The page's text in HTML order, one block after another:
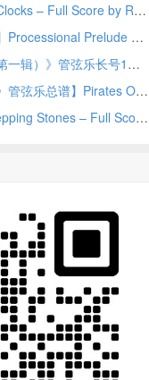
【罗伯特·朗菲尔德《时钟》管弦乐总谱】Clocks – Full Score by Robert Longfield Orchestra PDF乐谱下载
【哈维·惠斯勒《列队前奏曲》管弦乐总谱】Processional Prelude – Full Score by Harvey Whistler Orchestra PDF乐谱下载
【鲍勃·克罗格斯塔德《圣诞的许多欢乐（第一辑）》管弦乐长号1分谱】The Many Joys Of Christmas (Set One) – Trombone 1 by Bob Krogstad Full Orchestra PDF乐谱下载
【詹姆斯·卡齐克《加勒比海盗：惊涛怪浪》管弦乐总谱】Pirates Of The Caribbean: On Stranger Tides – Full Score by James Kazik Orchestra PDF乐谱下载
【劳埃德·康利《踏脚石》管弦乐总谱】Stepping Stones – Full Score by Lloyd Conley Orchestra PDF乐谱下载